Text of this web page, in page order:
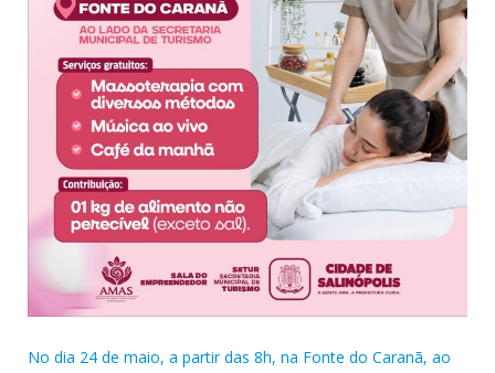
No dia 24 de maio, a partir das 8h, na Fonte do Caranã, ao